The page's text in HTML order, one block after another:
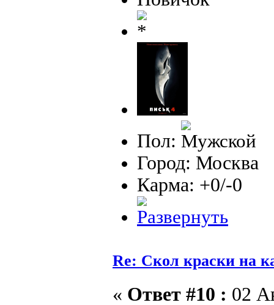
Пол:
Город: Москва
Карма: +0/-0
Re: Скол краски на
« Ответ #10 : 02